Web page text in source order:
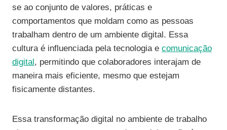
se ao conjunto de valores, práticas e
comportamentos que moldam como as pessoas
trabalham dentro de um ambiente digital. Essa
cultura é influenciada pela tecnologia e comunicação
digital , permitindo que colaboradores interajam de
maneira mais eficiente, mesmo que estejam
fisicamente distantes.
Essa transformação digital no ambiente de trabalho